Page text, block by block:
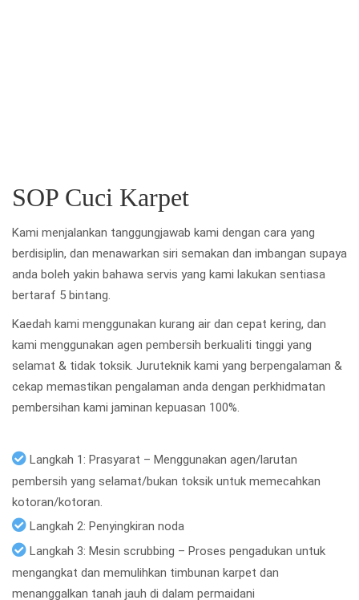
SOP Cuci Karpet
Kami menjalankan tanggungjawab kami dengan cara yang
berdisiplin, dan menawarkan siri semakan dan imbangan supaya
anda boleh yakin bahawa servis yang kami lakukan sentiasa
bertaraf 5 bintang.
Kaedah kami menggunakan kurang air dan cepat kering, dan
kami menggunakan agen pembersih berkualiti tinggi yang
selamat & tidak toksik. Juruteknik kami yang berpengalaman &
cekap memastikan pengalaman anda dengan perkhidmatan
pembersihan kami jaminan kepuasan 100%.
Langkah 1: Prasyarat – Menggunakan agen/larutan
pembersih yang selamat/bukan toksik untuk memecahkan
kotoran/kotoran.
Langkah 2: Penyingkiran noda
Langkah 3: Mesin scrubbing – Proses pengadukan untuk
mengangkat dan memulihkan timbunan karpet dan
menanggalkan tanah jauh di dalam permaidani